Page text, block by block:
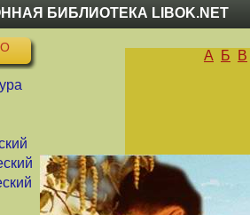
БИБЛИОТЕКА LIBOK.NET
А Б В